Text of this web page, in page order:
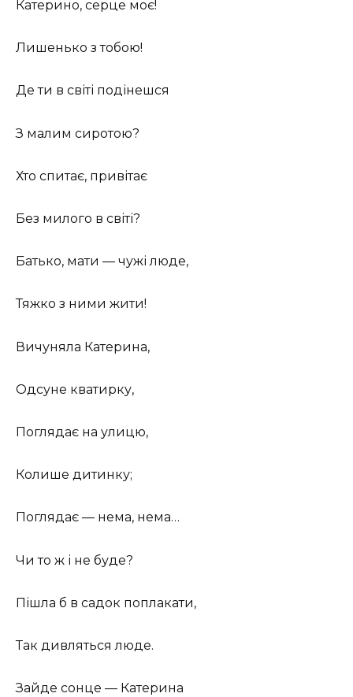
Катерино, серце моє!
Лишенько з тобою!
Де ти в світі подінешся
З малим сиротою?
Хто спитає, привітає
Без милого в світі?
Батько, мати — чужі люде,
Тяжко з ними жити!
Вичуняла Катерина,
Одсуне кватирку,
Поглядає на улицю,
Колише дитинку;
Поглядає — нема, нема…
Чи то ж і не буде?
Пішла б в садок поплакати,
Так дивляться люде.
Зайде сонце — Катерина